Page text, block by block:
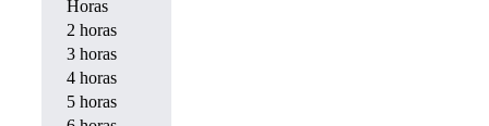
Horas
2 horas
3 horas
4 horas
5 horas